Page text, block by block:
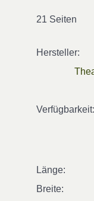
21 Seiten
Hersteller:
Verfügbarkeit:
Länge:
Breite: